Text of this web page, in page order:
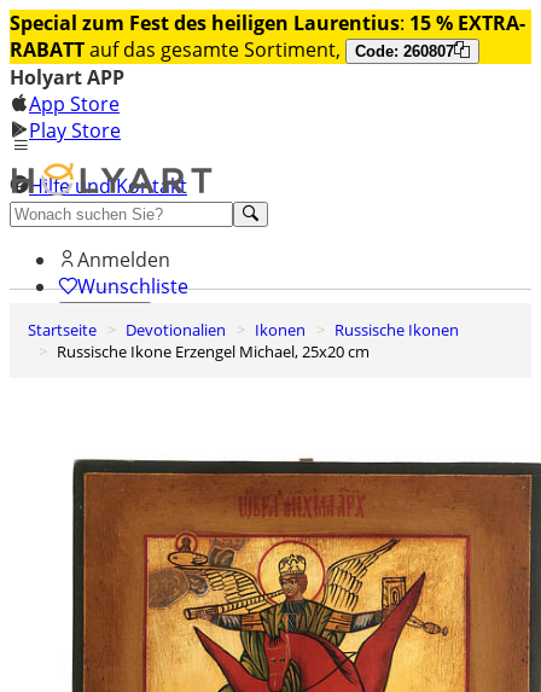
Special zum Fest des heiligen Laurentius: 15 % EXTRA-
RABATTauf das gesamte Sortiment, Code: 260807
Holyart APP
App Store
Play Store
Hilfe und Kontakt
Entdecken Sie Premium
Anmelden
Wunschliste
0
Warenkorb
Startseite Devotionalien Ikonen
Russische Ikonen
Russische Ikone Erzengel Michael, 25x20 cm